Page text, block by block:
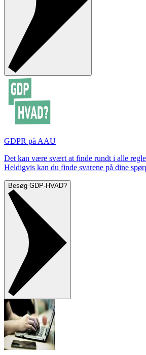
GDPR på AAU
Det kan være svært at finde rundt i alle
Heldigvis kan du finde svarene på dine
Besøg GDP-HVAD?